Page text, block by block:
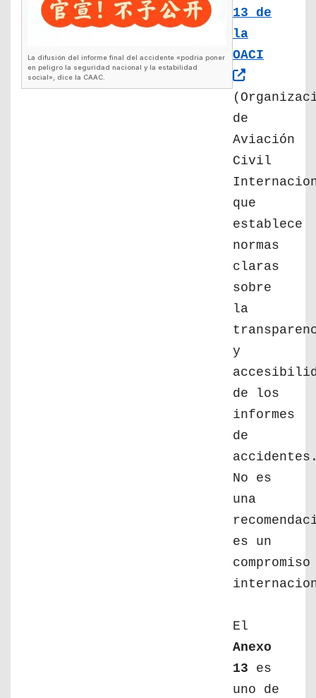
La difusión del informe final del accidente «podría poner
en peligro la seguridad nacional y la estabilidad
social», dice la CAAC.
13 de
la
OACI
de
Aviación
Civil
que
establece
normas
claras
sobre
la
y
de los
informes
de
No es
una
es un
compromiso
El
Anexo
13 es
uno de